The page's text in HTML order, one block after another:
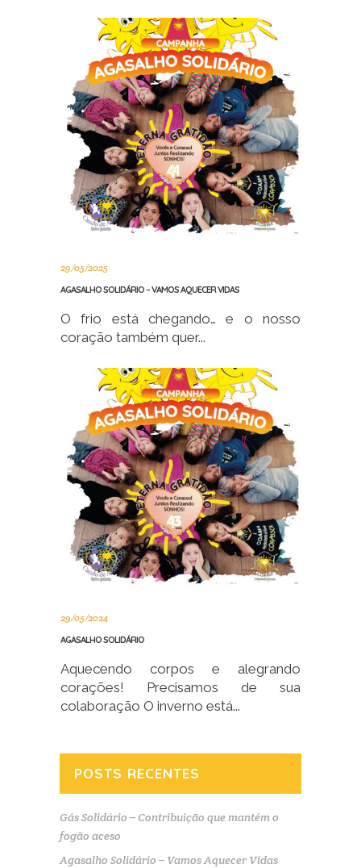
29/05/2025
AGASALHO SOLIDÁRIO – VAMOS AQUECER VIDAS
O frio está chegando… e o nosso
coração também quer...
29/05/2024
AGASALHO SOLIDÁRIO
Aquecendo corpos e alegrando
corações! Precisamos de sua
colaboração O inverno está...
POSTS RECENTES
Gás Solidário – Contribuição que mantém o
fogão aceso
Agasalho Solidário – Vamos Aquecer Vidas